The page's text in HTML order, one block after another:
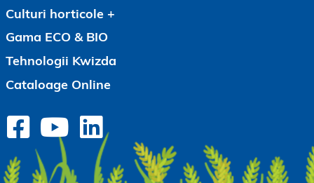
Culturi horticole
Gama ECO & BIO
Tehnologii Kwizda
Cataloage Online